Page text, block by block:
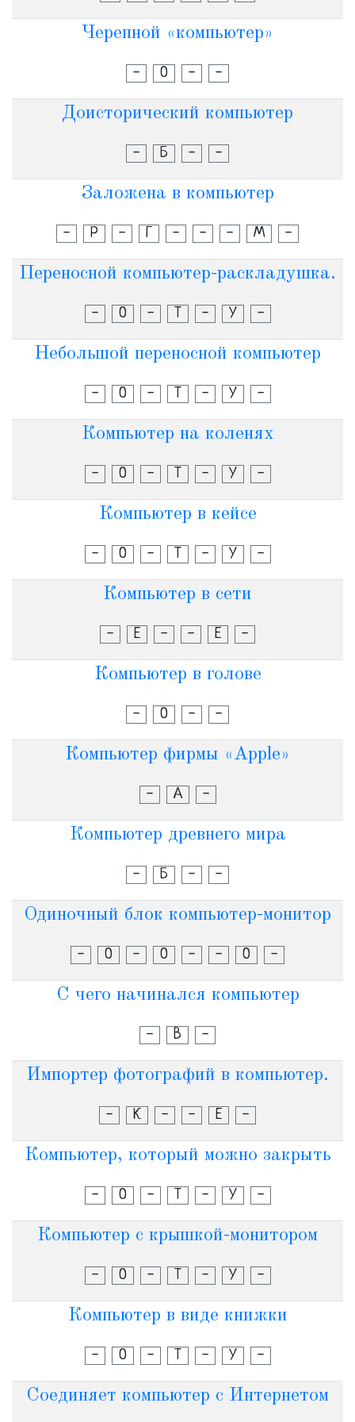
Черепной «компьютер»
- О - -
Доисторический компьютер
- Б - -
Заложена в компьютер
- Р - Г - - - М -
Переносной компьютер-раскладушка.
- О - Т - У -
Небольшой переносной компьютер
- О - Т - У -
Компьютер на коленях
- О - Т - У -
Компьютер в кейсе
- О - Т - У -
Компьютер в сети
- Е - - Е -
Компьютер в голове
- О - -
Компьютер фирмы «Apple»
- А -
Компьютер древнего мира
- Б - -
Одиночный блок компьютер-монитор
- О - О - - О -
С чего начинался компьютер
- В -
Импортер фотографий в компьютер.
- К - - Е -
Компьютер, который можно закрыть
- О - Т - У -
Компьютер с крышкой-монитором
- О - Т - У -
Компьютер в виде книжки
- О - Т - У -
Соединяет компьютер с Интернетом